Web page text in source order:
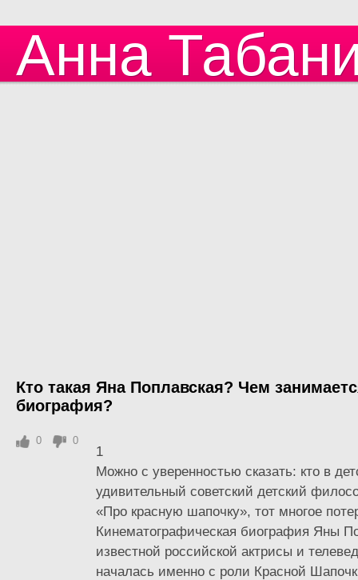
Анна
Кто такая Яна Поплавская? Чем
биография?
1
Можно с уверенностью сказать: кто в
удивительный советский детский
«Про красную шапочку», тот многое
Кинематографическая биография Яны
известной российской актрисы и
началась именно с роли Красной
0 0